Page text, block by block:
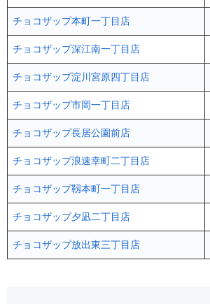
チョコザップ本町一丁目店
チョコザップ深江南一丁目店
チョコザップ淀川宮原四丁目店
チョコザップ市岡一丁目店
チョコザップ長居公園前店
チョコザップ浪速幸町二丁目店
チョコザップ靱本町一丁目店
チョコザップ夕凪二丁目店
チョコザップ放出東三丁目店